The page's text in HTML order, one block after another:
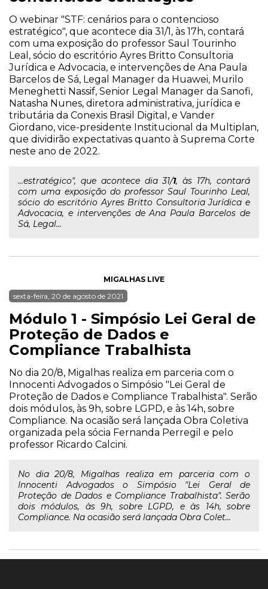
O webinar "STF: cenários para o contencioso
estratégico", que acontece dia 31/1, às 17h, contará
com uma exposição do professor Saul Tourinho
Leal, sócio do escritório Ayres Britto Consultoria
Jurídica e Advocacia, e intervenções de Ana Paula
Barcelos de Sá, Legal Manager da Huawei, Murilo
Meneghetti Nassif, Senior Legal Manager da Sanofi,
Natasha Nunes, diretora administrativa, jurídica e
tributária da Conexis Brasil Digital, e Vander
Giordano, vice-presidente Institucional da Multiplan,
que dividirão expectativas quanto à Suprema Corte
neste ano de 2022.
...estratégico", que acontece dia 31/1, às 17h, contará
com uma exposição do professor Saul Tourinho Leal,
sócio do escritório Ayres Britto Consultoria Jurídica e
Advocacia, e intervenções de Ana Paula Barcelos de
Sá, Legal...
MIGALHAS LIVE
sexta-feira, 20 de agosto de 2021
Módulo 1 - Simpósio Lei Geral de
Proteção de Dados e
Compliance Trabalhista
No dia 20/8, Migalhas realiza em parceria com o
Innocenti Advogados o Simpósio "Lei Geral de
Proteção de Dados e Compliance Trabalhista". Serão
dois módulos, às 9h, sobre LGPD, e às 14h, sobre
Compliance. Na ocasião será lançada Obra Coletiva
organizada pela sócia Fernanda Perregil e pelo
professor Ricardo Calcini.
No dia 20/8, Migalhas realiza em parceria com o
Innocenti Advogados o Simpósio "Lei Geral de
Proteção de Dados e Compliance Trabalhista". Serão
dois módulos, às 9h, sobre LGPD, e às 14h, sobre
Compliance. Na ocasião será lançada Obra Colet...